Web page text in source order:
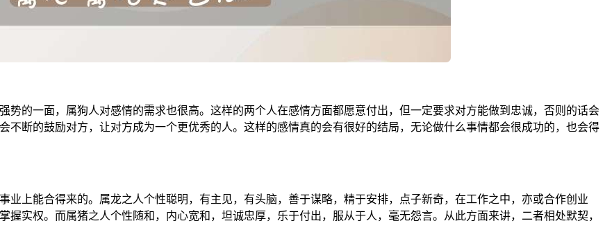
势的一面，属狗人对感情的需求也很高。这样的两个人在感情方面都愿意付出，但一定要求对方能做到忠诚，否则的话会
不断的鼓励对方，让对方成为一个更优秀的人。这样的感情真的会有很好的结局，无论做什么事情都会很成功的，也会得
业上能合得来的。属龙之人个性聪明，有主见，有头脑，善于谋略，精于安排，点子新奇，在工作之中，亦或合作创业
实权。而属猪之人个性随和，内心宽和，坦诚忠厚，乐于付出，服从于人，毫无怨言。从此方面来讲，二者相处默契，